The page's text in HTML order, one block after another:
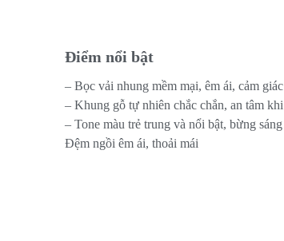
Điểm nổi bật
– Bọc vải nhung mềm mại, êm ái, cảm
– Khung gỗ tự nhiên chắc chắn, an tâm
– Tone màu trẻ trung và nổi bật, bừng
Đệm ngồi êm ái, thoải mái